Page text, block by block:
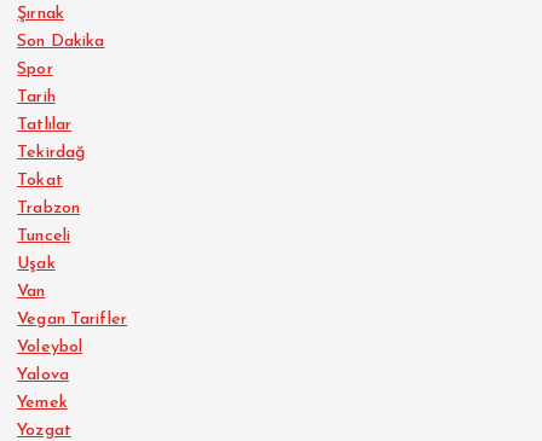
Şırnak
Son Dakika
Spor
Tarih
Tatlılar
Tekirdağ
Tokat
Trabzon
Tunceli
Uşak
Van
Vegan Tarifler
Voleybol
Yalova
Yemek
Yozgat